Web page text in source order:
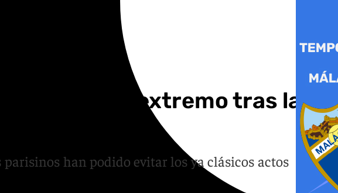
extremo tras la
han podido evitar los ya clásicos actos